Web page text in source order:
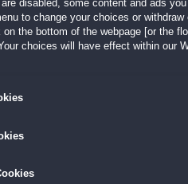
nicht automatisch startet,klicke
Gamepage
des Browserfensters angezeigt.
disabled, some content and ads
to change your choices or
on the bottom of the webpage [or the
choices will have effect within our